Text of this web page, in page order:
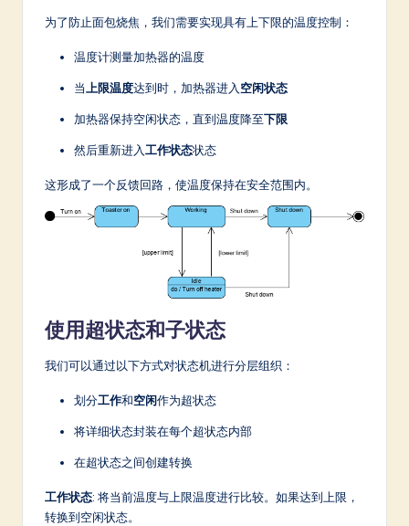
为了防止面包烧焦，我们需要实现具有上下限的温度控制：
温度计测量加热器的温度
当 上限温度达到时，加热器进入 空闲状态
加热器保持空闲状态，直到温度降至下限
然后重新进入工作状态状态
这形成了一个反馈回路，使温度保持在安全范围内。
使用超状态和子状态
我们可以通过以下方式对状态机进行分层组织：
划分工作和空闲作为超状态
将详细状态封装在每个超状态内部
在超状态之间创建转换
工作状态: 将当前温度与上限温度进行比较。如果达到上限，
转换到空闲状态。